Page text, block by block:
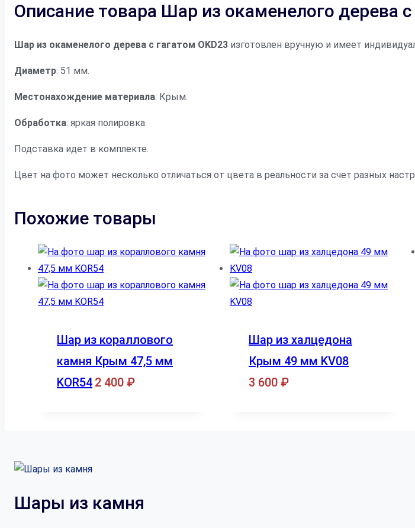
Описание товара Шар из окаменелого дерева
Шар из окаменелого дерева с гагатом OKD23 изготовлен вручную и имеет
Диаметр: 51 мм.
Местонахождение материала: Крым.
Обработка: яркая полировка.
Подставка идет в комплекте.
Цвет на фото может несколько отличаться от цвета в реальности за счет разных
Похожие товары
Шар из кораллового
камня Крым 47,5 мм
KOR54 2 400 ₽
Шар из халцедона
Крым 49 мм KV08
3 600 ₽
Шары из камня